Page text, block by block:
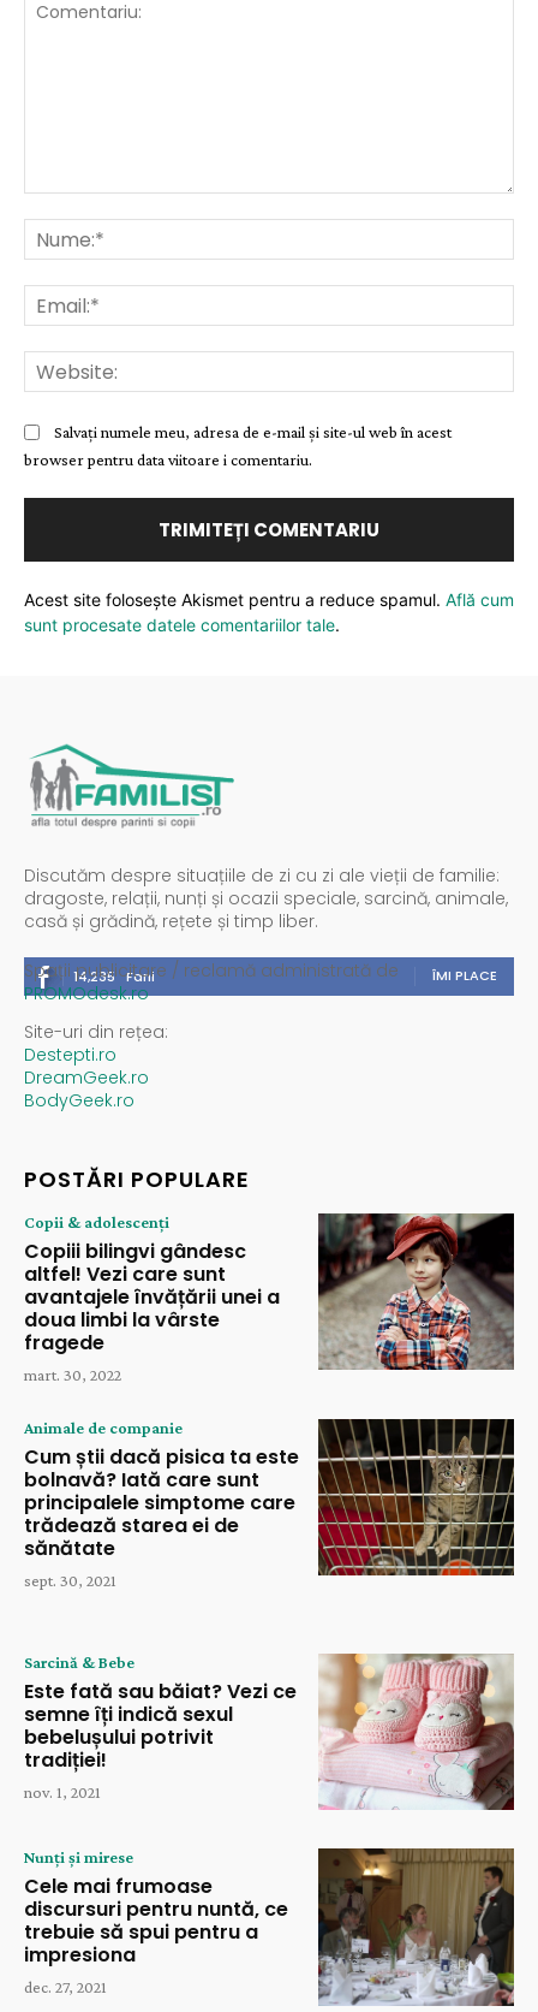
Salvați numele meu, adresa de e-mail și site-ul web în acest
browser pentru data viitoare i comentariu.
Acest site folosește Akismet pentru a reduce spamul. Află cum
sunt procesate datele comentariilor tale.
Discutăm despre situațiile de zi cu zi ale vieții de familie:
dragoste, relații, nunți și ocazii speciale, sarcină, animale,
casă și grădină, rețete și timp liber.
14,235 Fani ÎMI PLACE
Spații publicitare / reclamă administrată de
PROMOdesk.ro
Site-uri din rețea:
Destepti.ro
DreamGeek.ro
BodyGeek.ro
POSTĂRI POPULARE
Copii & adolescenți
Copiii bilingvi gândesc
altfel! Vezi care sunt
avantajele învățării unei a
doua limbi la vârste
fragede
mart. 30, 2022
Animale de companie
Cum știi dacă pisica ta este
bolnavă? Iată care sunt
principalele simptome care
trădează starea ei de
sănătate
sept. 30, 2021
Sarcină & Bebe
Este fată sau băiat? Vezi ce
semne îți indică sexul
bebelușului potrivit
tradiției!
nov. 1, 2021
Nunți și mirese
Cele mai frumoase
discursuri pentru nuntă, ce
trebuie să spui pentru a
impresiona
dec. 27, 2021